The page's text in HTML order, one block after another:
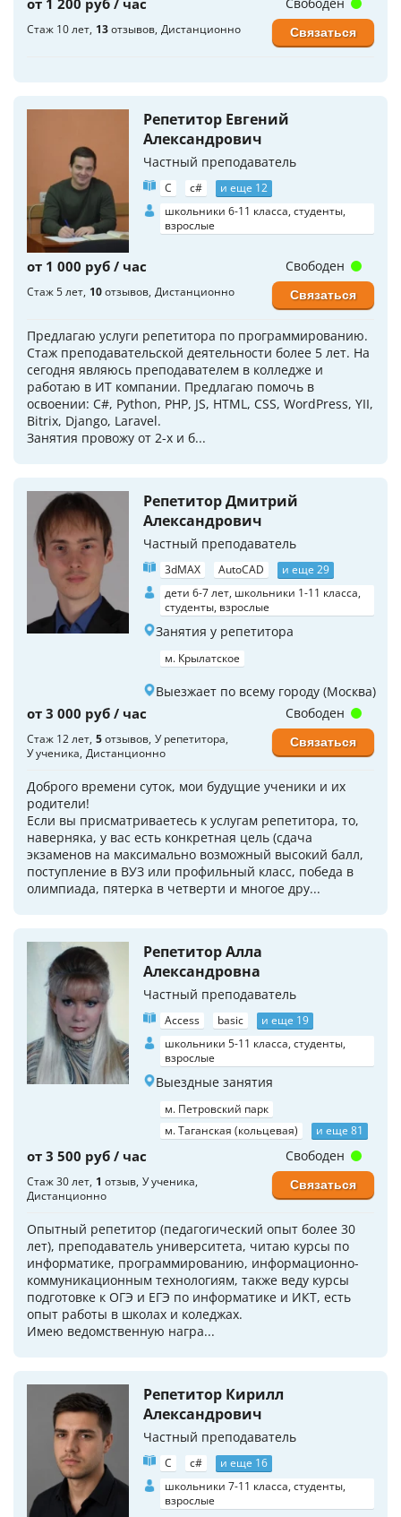
от 1 200 руб / час
Стаж 10 лет 13отзывов Дистанционно Связаться
Репетитор Евгений
Александрович
Частный преподаватель
C c#
и еще 12
школьники 6-11 класса, студенты,
взрослые
от 1 000 руб / час
Стаж 5 лет 10отзывов Дистанционно
Предлагаю услуги репетитора по программированию.
Стаж преподавательской деятельности более 5 лет. На
сегодня являюсь преподавателем в колледже и
работаю в ИТ компании. Предлагаю помочь в
освоении: C#, Python, PHP, JS, HTML, CSS, WordPress, YII,
Bitrix, Django, Laravel.
Занятия провожу от 2-х и б...
Свободен
Связаться
Репетитор Дмитрий
Александрович
Частный преподаватель
3dMAX AutoCAD
и еще 29
дети 6-7 лет, школьники 1-11 класса,
студенты, взрослые
Занятия у репетитора
м. Крылатское
Выезжает по всему городу (Москва)
от 3 000 руб / час
Стаж 12 лет 5отзывов У репетитора
У ученика Дистанционно
Доброго времени суток, мои будущие ученики и их
родители!
Если вы присматриваетесь к услугам репетитора, то,
наверняка, у вас есть конкретная цель (сдача
экзаменов на максимально возможный высокий балл,
поступление в ВУЗ или профильный класс, победа в
олимпиада, пятерка в четверти и многое дру...
Свободен
Связаться
Репетитор Алла
Александровна
Частный преподаватель
Access basic
и еще 19
школьники 5-11 класса, студенты,
взрослые
Выездные занятия
м. Петровский парк
м. Таганская (кольцевая)
и еще 81
от 3 500 руб / час
Стаж 30 лет 1 отзыв У ученика
Дистанционно
Опытный репетитор (педагогический опыт более 30
лет), преподаватель университета, читаю курсы по
информатике, программированию, информационно-
коммуникационным технологиям, также веду курсы
подготовке к ОГЭ и ЕГЭ по информатике и ИКТ, есть
опыт работы в школах и коледжах.
Имею ведомственную награ...
Свободен
Связаться
Репетитор Кирилл
Александрович
Частный преподаватель
C c#
и еще 16
школьники 7-11 класса, студенты,
взрослые